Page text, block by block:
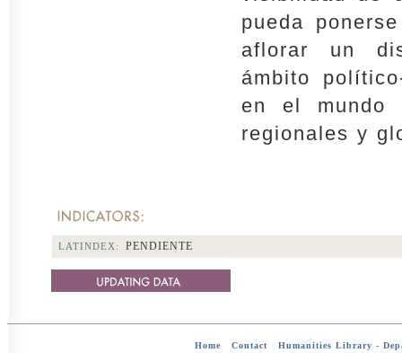
pueda
aflorar un
ámbito
en el mundo
regionales y
LATINDEX: PENDIENTE
Home Contact Humanities Library -